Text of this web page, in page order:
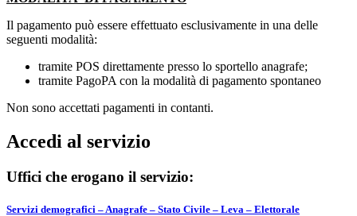
Il pagamento può essere effettuato esclusivamente in una delle
seguenti modalità:
tramite POS direttamente presso lo sportello anagrafe;
tramite PagoPA con la modalità di pagamento spontaneo
Non sono accettati pagamenti in contanti.
Accedi al servizio
Uffici che erogano il servizio:
Servizi demografici – Anagrafe – Stato Civile – Leva – Elettorale